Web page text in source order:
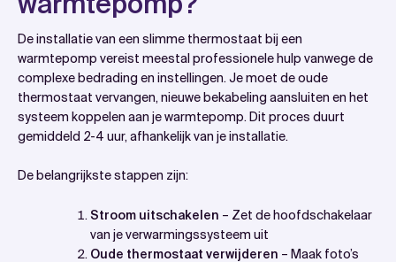
De installatie van een slimme thermostaat bij een
warmtepomp vereist meestal professionele hulp vanwege de
complexe bedrading en instellingen. Je moet de oude
thermostaat vervangen, nieuwe bekabeling aansluiten en het
systeem koppelen aan je warmtepomp. Dit proces duurt
gemiddeld 2-4 uur, afhankelijk van je installatie.
De belangrijkste stappen zijn:
Stroom uitschakelen – Zet de hoofdschakelaar
van je verwarmingssysteem uit
Oude thermostaat verwijderen – Maak foto’s